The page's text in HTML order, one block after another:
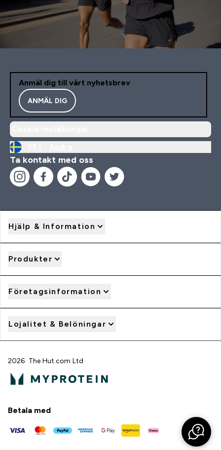
Anmäl dig till vårt nyhetsbrev
ANMÄL DIG
Ta kontakt med oss
Hjälp & Information
Produkter
Företagsinformation
Lojalitet & Belöningar
2026 The Hut.com Ltd
Betala med